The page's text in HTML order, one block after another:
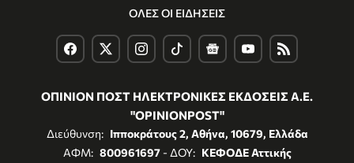
ΟΛΕΣ ΟΙ ΕΙΔΗΣΕΙΣ
ΟΠΙΝΙΟΝ ΠΟΣΤ ΗΛΕΚΤΡΟΝΙΚΕΣ ΕΚΔΟΣΕΙΣ Α.Ε.
"OPINIONPOST"
Διεύθυνση: Ιπποκράτους 2, Αθήνα, 10679, Ελλάδα
ΑΦΜ: 800961697- ΔΟΥ: ΚΕΦΟΔΕ Αττικής